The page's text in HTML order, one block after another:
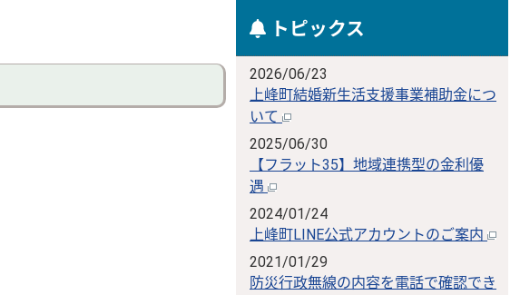
トピックス
2026/06/23
上峰町結婚新生活支援事業補助金につ
いて
2025/06/30
【フラット35】地域連携型の金利優
遇
2024/01/24
上峰町LINE公式アカウントのご案内
2021/01/29
防災行政無線の内容を電話で確認でき